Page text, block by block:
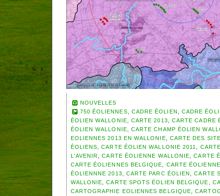
NOUVELLES
750 ÉOLIENNES
CADRE ÉOLIEN
CADRE
ÉOLIEN WALLONIE
CARTE 2013
CARTE CADRE
ÉOLIEN WALLONIE
CARTE CHAMP ÉOLIEN
EOLIENNES 2013 EN WALLONIE
CARTE DES
ÉOLIENS ,CARTE ÉOLIEN WALLONIE 2011
L'AVENIR ,CARTE ÉOLIENNE WALLONIE ,CARTE
CARTE ÉOLIENNES BELGIQUE
CARTE
ÉOLIENNNE 2013
CARTE PARC ÉOLIEN ,CARTE
WALLONIE ,CARTE SPOTS ÉOLIEN BELGIQUE
CARTOGRAPHIE EOLIENNES BELGIQUE ,